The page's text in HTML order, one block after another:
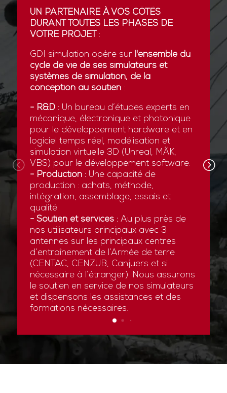
UN PARTENAIRE À VOS CÔTÉS
DURANT TOUTES LES PHASES DE
VOTRE PROJET :
GDI simulation opère sur l'ensemble du
cycle de vie de ses simulateurs et
systèmes de simulation, de la
conception au soutien:
- R&D :Un bureau d’études experts en
mécanique, électronique et photonique
pour le développement hardware et en
logiciel temps réel, modélisation et
simulation virtuelle 3D (Unreal, MÄK,
VBS) pour le développement software.
- Production :Une capacité de
production : achats, méthode,
intégration, assemblage, essais et
qualité.
- Soutien et services :Au plus près de
nos utilisateurs principaux avec 3
antennes sur les principaux centres
d’entraînement de l’Armée de terre
(CENTAC, CENZUB, Canjuers et si
nécessaire à l’étranger). Nous assurons
le soutien en service de nos simulateurs
et dispensons les assistances et des
formations nécessaires.